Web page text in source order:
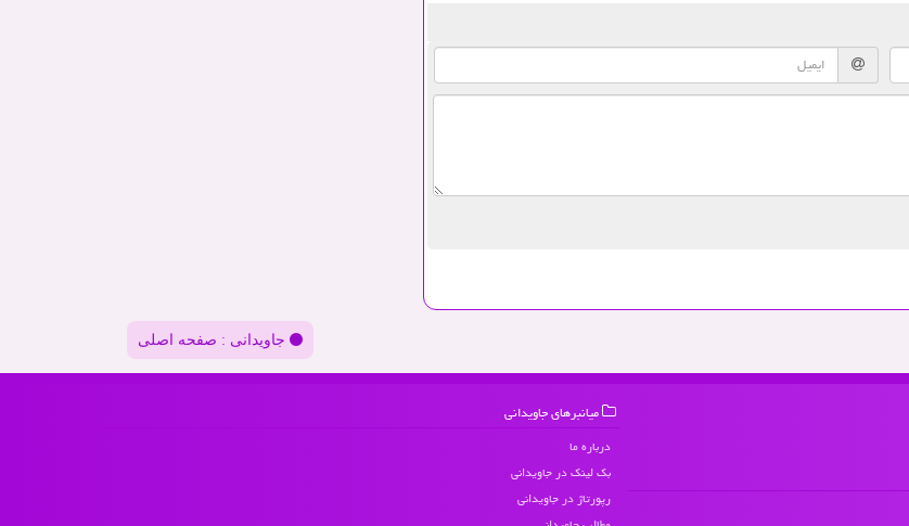
جاویدانی : صفحه اصلی
میانبرهای جاویدانی
درباره ما
بک لینک در جاویدانی
رپورتاژ در جاویدانی